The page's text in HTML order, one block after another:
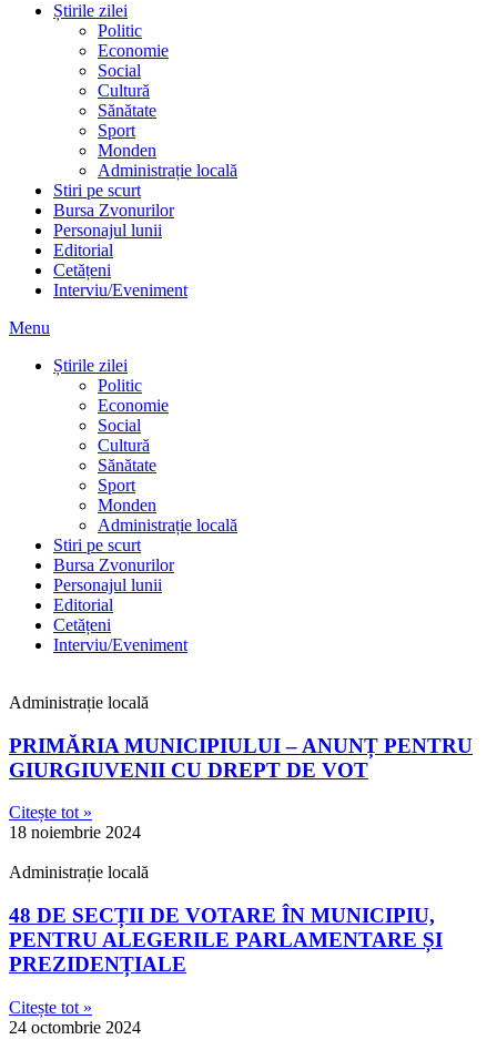
Știrile zilei
Politic
Economie
Social
Cultură
Sănătate
Sport
Monden
Administrație locală
Stiri pe scurt
Bursa Zvonurilor
Personajul lunii
Editorial
Cetățeni
Interviu/Eveniment
Menu
Știrile zilei
Politic
Economie
Social
Cultură
Sănătate
Sport
Monden
Administrație locală
Stiri pe scurt
Bursa Zvonurilor
Personajul lunii
Editorial
Cetățeni
Interviu/Eveniment
Administrație locală
PRIMĂRIA MUNICIPIULUI – ANUNȚ PENTRU
GIURGIUVENII CU DREPT DE VOT
Citește tot »
18 noiembrie 2024
Administrație locală
48 DE SECȚII DE VOTARE ÎN MUNICIPIU,
PENTRU ALEGERILE PARLAMENTARE ȘI
PREZIDENȚIALE
Citește tot »
24 octombrie 2024